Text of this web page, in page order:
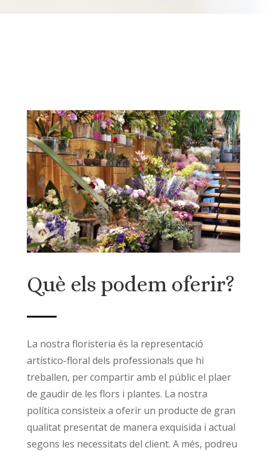
Què els podem oferir?
La nostra floristeria és la representació
artístico-floral dels professionals que hi
treballen, per compartir amb el públic el plaer
de gaudir de les flors i plantes. La nostra
política consisteix a oferir un producte de gran
qualitat presentat de manera exquisida i actual
segons les necessitats del client. A més, podreu